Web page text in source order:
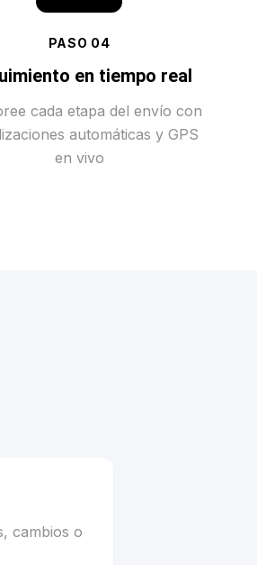
PASO 04
en tiempo real
cada etapa del envío con
automáticas y GPS
en vivo
cambios o